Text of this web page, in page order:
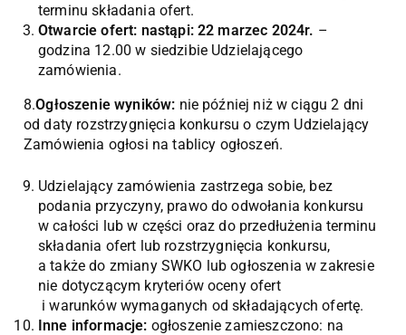
terminu składania ofert.
Otwarcie ofert: nastąpi: 22 marzec 2024r. –
godzina 12.00 w siedzibie Udzielającego
zamówienia.
8.Ogłoszenie wyników: nie później niż w ciągu 2 dni
od daty rozstrzygnięcia konkursu o czym Udzielający
Zamówienia ogłosi na tablicy ogłoszeń.
Udzielający zamówienia zastrzega sobie, bez
podania przyczyny, prawo do odwołania konkursu
w całości lub w części oraz do przedłużenia terminu
składania ofert lub rozstrzygnięcia konkursu,
a także do zmiany SWKO lub ogłoszenia w zakresie
nie dotyczącym kryteriów oceny ofert
i warunków wymaganych od składających ofertę.
Inne informacje: ogłoszenie zamieszczono: na